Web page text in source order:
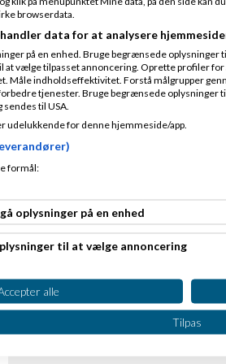
Invester selv din
Dele-butik koncept
Nyeste indlægafkatiedd ,den 11-
Microsoft VS Google
Nyeste indlægafLui_Niels Nissen
Import og eksport af tekstiler:
Nyeste indlæg af marsM ,den 31-
Gennemgang af Vibecode
Nyeste indlægafHenrik 1975 ,
browserdata.
data for at analysere
på en enhed. Bruge begrænsede
at vælge tilpasset annoncering. Oprette profiler
Måle indholdseffektivitet. Forstå målgrupper
tjenester. Bruge begrænsede oplysninger
sendes til USA.
udelukkende for denne hjemmeside/app.
formål:
oplysninger på en enhed
til at vælge annoncering
annoncering
tilpasset annoncering
alle
Tilpas